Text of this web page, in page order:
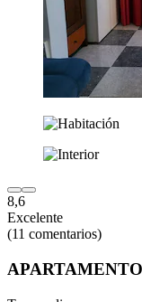
8,6
Excelente
(11 comentarios)